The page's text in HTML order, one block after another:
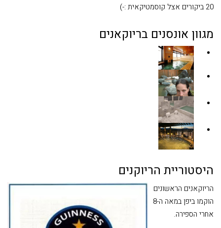
20 ביקורים אצל קוסמטיקאית :-)
מגוון אונסנים בריוקאנים
היסטוריית הריוקנים
הריוקאנים הראשונים
הוקמו ביפן במאה ה-8
אחרי הספירה.